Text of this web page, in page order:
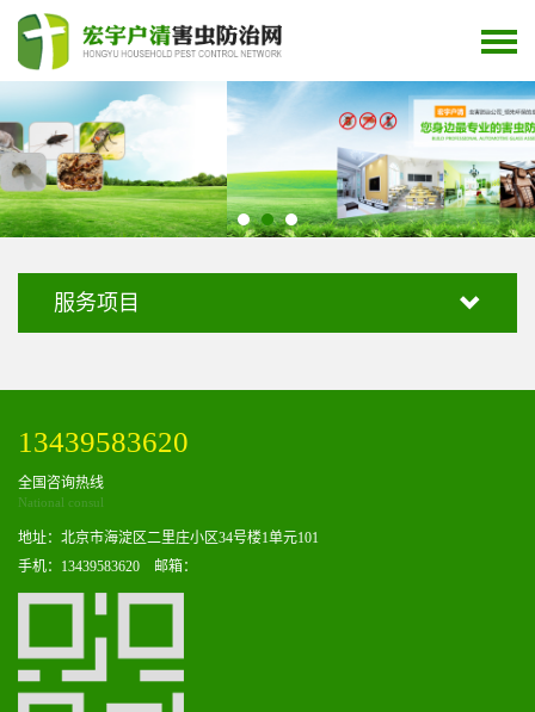
服务项目
13439583620
全国咨询热线
National consul
地址：北京市海淀区二里庄小区34号楼1单元101
手机：13439583620 邮箱：